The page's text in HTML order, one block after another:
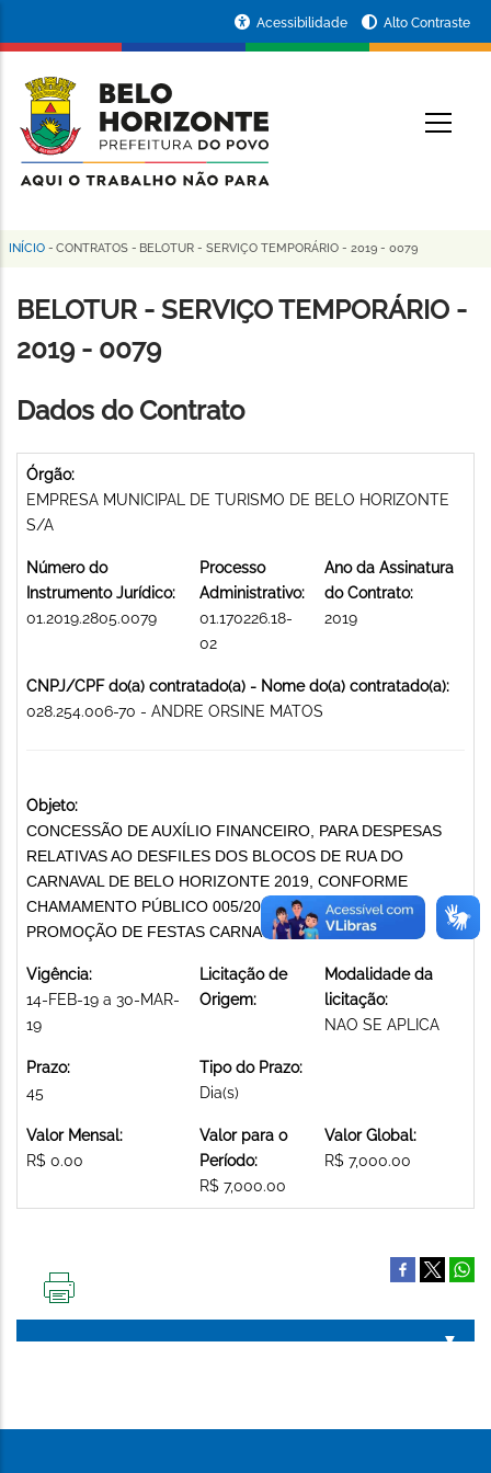
conteúdo
principal
da
Prefeitura
de
Horizonte
Acessibilidade Alto Contraste
Trilha
de
navegação
INÍCIO - CONTRATOS - BELOTUR - SERVIÇO TEMPORÁRIO - 2019 - 0079
BELOTUR - SERVIÇO TEMPORÁRIO -
2019 - 0079
Dados do Contrato
Órgão:
EMPRESA MUNICIPAL DE TURISMO DE BELO HORIZONTE
S/A
Número do
Instrumento Jurídico:
01.2019.2805.0079
Processo
Administrativo:
01.170226.18-
02
Ano da Assinatura
do Contrato:
2019
CNPJ/CPF do(a) contratado(a) - Nome do(a) contratado(a):
028.254.006-70 - ANDRE ORSINE MATOS
Objeto:
CONCESSÃO DE AUXÍLIO FINANCEIRO, PARA DESPESAS
RELATIVAS AO DESFILES DOS BLOCOS DE RUA DO
CARNAVAL DE BELO HORIZONTE 2019, CONFORME
CHAMAMENTO PÚBLICO 005/2018 E SEUS ANEXOS
PROMOÇÃO DE FESTAS CARNAVALESCAS
Vigência:
14-FEB-19 a 30-MAR-
19
Licitação de
Origem:
Modalidade da
licitação:
NAO SE APLICA
Prazo:
45
Tipo do Prazo:
Dia(s)
Valor Mensal:
R$ 0.00
Valor para o
Período:
R$ 7,000.00
Valor Global:
R$ 7,000.00
PÁGINA